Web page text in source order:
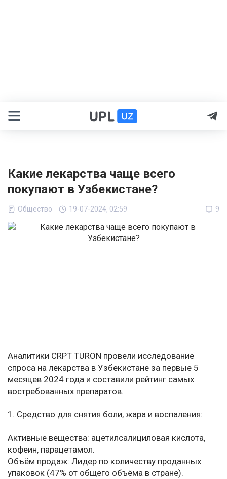
Какие лекарства чаще всего
покупают в Узбекистане?
Общество 19-07-2024, 02:59 9
Аналитики CRPT TURON провели исследование
спроса на лекарства в Узбекистане за первые 5
месяцев 2024 года и составили рейтинг самых
востребованных препаратов.
1. Средство для снятия боли, жара и воспаления:
Активные вещества: ацетилсалициловая кислота,
кофеин, парацетамол.
Объём продаж: Лидер по количеству проданных
упаковок (47% от общего объёма в стране).